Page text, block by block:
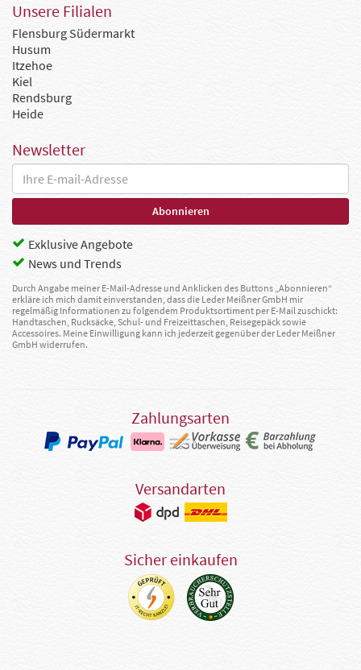
Unsere Filialen
Flensburg Südermarkt
Husum
Itzehoe
Kiel
Rendsburg
Heide
Newsletter
Exklusive Angebote
News und Trends
Durch Angabe meiner E-Mail-Adresse und Anklicken des Buttons „Abonnieren“
erkläre ich mich damit einverstanden, dass die Leder Meißner GmbH mir
regelmäßig Informationen zu folgendem Produktsortiment per E-Mail zuschickt:
Handtaschen, Rucksäcke, Schul- und Freizeittaschen, Reisegepäck sowie
Accessoires. Meine Einwilligung kann ich jederzeit gegenüber der Leder Meißner
GmbH widerrufen.
Zahlungsarten
Versandarten
Sicher einkaufen